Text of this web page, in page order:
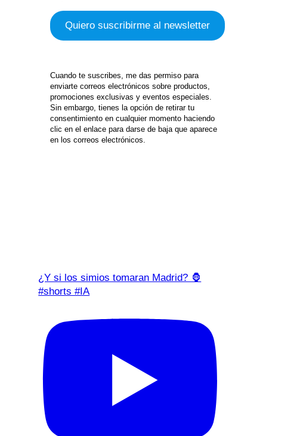
Cuando te suscribes, me das permiso para
enviarte correos electrónicos sobre productos,
promociones exclusivas y eventos especiales.
Sin embargo, tienes la opción de retirar tu
consentimiento en cualquier momento haciendo
clic en el enlace para darse de baja que aparece
en los correos electrónicos.
¿Y si los simios tomaran Madrid? 🦍
#shorts #IA